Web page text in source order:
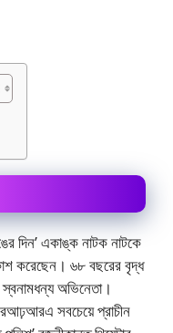
দিন’ একাঙ্ক নাটক নাটকে
করেছেন। ৬৮ বছরের বৃদ্ধ
অভিনেতা।
রআঢ়আরএ সবচেয়ে প্রাচীন